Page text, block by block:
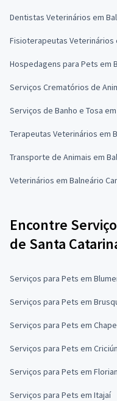
Dentistas Veterinários em
Fisioterapeutas Veterinários
Hospedagens para Pets em
Serviços Crematórios de
Serviços de Banho e Tosa
Terapeutas Veterinários em
Transporte de Animais em
Veterinários em Balneário
Encontre
de Santa
Serviços para Pets em
Serviços para Pets em
Serviços para Pets em
Serviços para Pets em
Serviços para Pets em
Serviços para Pets em Itajaí